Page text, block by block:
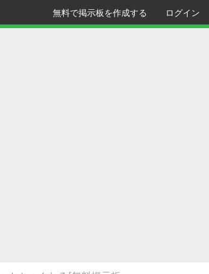
無料で掲示板を作成する ログイン